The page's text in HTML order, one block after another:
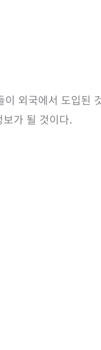
외국에서 도입된
가 될 것이다.